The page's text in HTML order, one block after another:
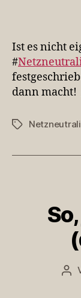
Ist es nicht
#
dann macht!
Schlagwörter